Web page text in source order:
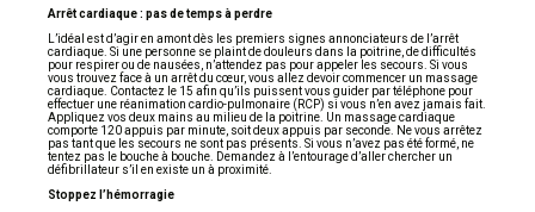
Arrêt cardiaque : pas de temps à perdre
L’idéal est d’agir en amont dès les premiers signes annonciateurs de l’arrêt
cardiaque. Si une personne se plaint de douleurs dans la poitrine, de difficultés
pour respirer ou de nausées, n’attendez pas pour appeler les secours. Si vous
vous trouvez face à un arrêt du cœur, vous allez devoir commencer un massage
cardiaque. Contactez le 15 afin qu’ils puissent vous guider par téléphone pour
effectuer une réanimation cardio-pulmonaire (RCP) si vous n’en avez jamais fait.
Appliquez vos deux mains au milieu de la poitrine. Un massage cardiaque
comporte 120 appuis par minute, soit deux appuis par seconde. Ne vous arrêtez
pas tant que les secours ne sont pas présents. Si vous n’avez pas été formé, ne
tentez pas le bouche à bouche. Demandez à l’entourage d’aller chercher un
défibrillateur s’il en existe un à proximité.
Stoppez l’hémorragie